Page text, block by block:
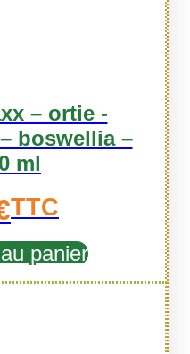
– ortie -
boswellia –
ml
TTC
panier